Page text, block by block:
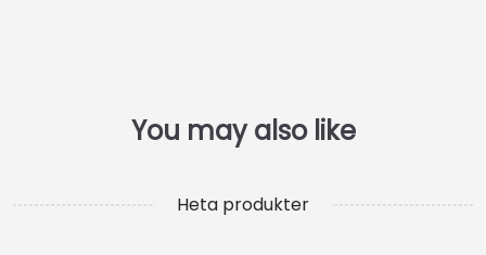
Heta produkter